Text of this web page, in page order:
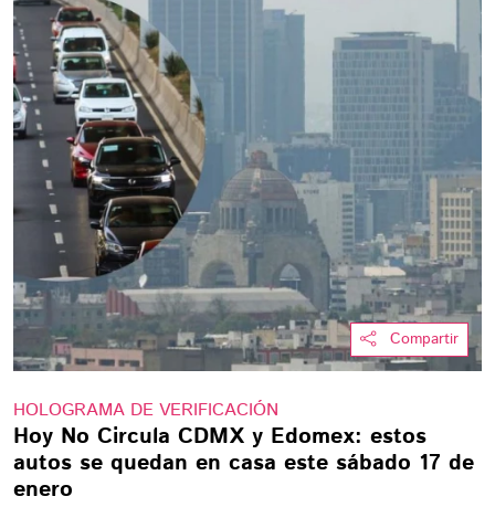
Compartir
HOLOGRAMA DE VERIFICACIÓN
Hoy No Circula CDMX y Edomex: estos
autos se quedan en casa este sábado 17 de
enero